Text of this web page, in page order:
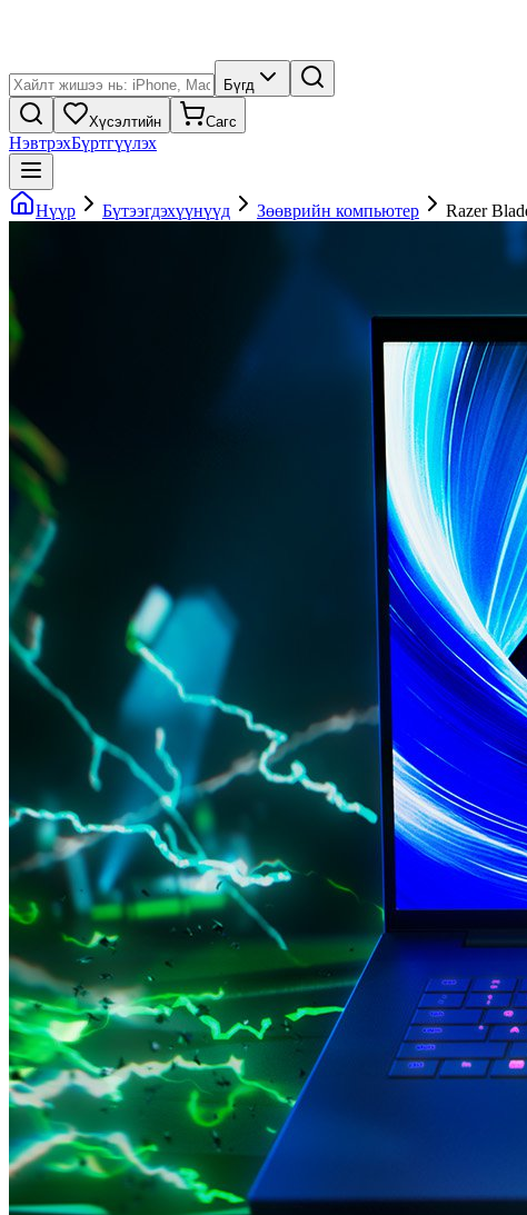
Бүгд
Хүсэлтийн Сагс
НэвтрэхБүртгүүлэх
Нүүр Бүтээгдэхүүнүүд Зөөврийн компьютер Razer